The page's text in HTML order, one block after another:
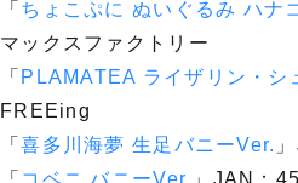
「 ちょこぷに ぬいぐるみ ハナ
マックスファクトリー
「 PLAMATEA ライザリン・シ
FREEing
「喜多川海夢 生足バニーVer.
「 コベニ バニーVer. 」JAN：